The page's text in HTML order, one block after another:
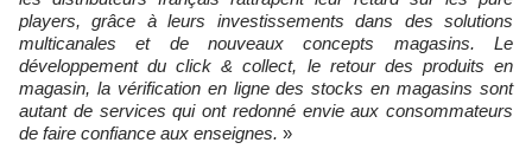
players, grâce à leurs investissements dans des solutions
multicanales et de nouveaux concepts magasins. Le
développement du click & collect, le retour des produits en
magasin, la vérification en ligne des stocks en magasins sont
autant de services qui ont redonné envie aux consommateurs
de faire confiance aux enseignes. »